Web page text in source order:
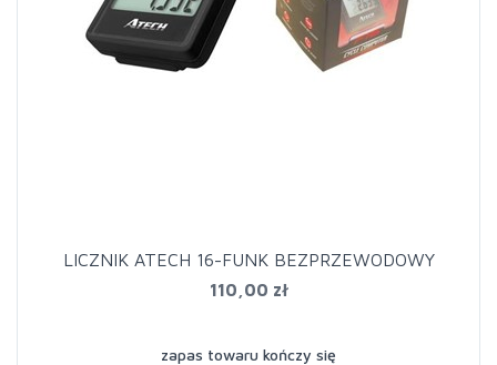
LICZNIK ATECH 16-FUNK BEZPRZEWODOWY
110,00 zł
zapas towaru kończy się